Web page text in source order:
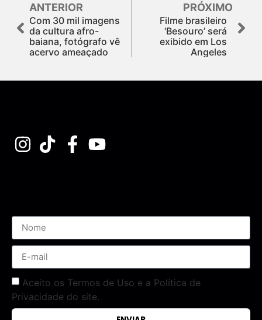
ANTERIOR
Com 30 mil imagens
da cultura afro-
baiana, fotógrafo vê
acervo ameaçado
PRÓXIMO
Filme brasileiro
‘Besouro’ será
exibido em Los
Angeles
Aceito os Termos de Uso e a Política de
Privacidade do site.